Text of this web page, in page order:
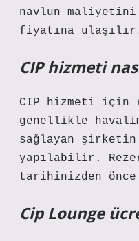
navlun
fiyatına
CIP hizmeti
CIP hizmeti için
genellikle
sağlayan
yapılabilir.
tarihinizden önce
Cip Lounge